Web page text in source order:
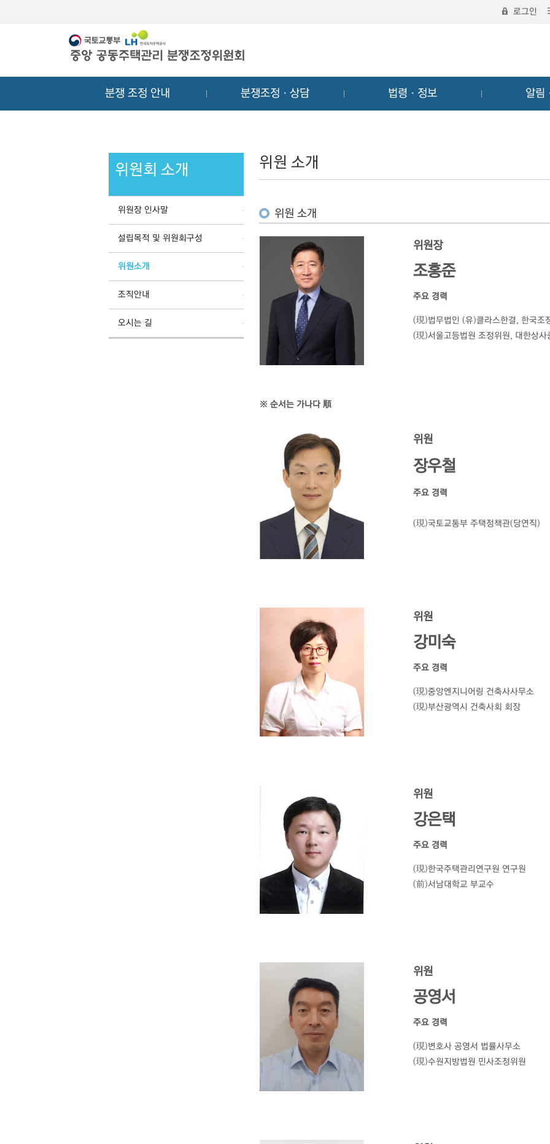
로그인
분쟁 조정 안내 분쟁조정ㆍ상담 법령ㆍ정보 알림
위원회 소개
위원장 인사말
설립목적 및 위원회구성
위원소개
조직안내
오시는 길
위원 소개
위원 소개
위원장
조홍준
주요 경력
(現)법무법인 (유)클라스한결, 한국조
(現)서울고등법원 조정위원, 대한상사
※ 순서는 가나다 順
위원
장우철
주요 경력
(現)국토교통부 주택정책관(당연직)
위원
강미숙
주요 경력
(現)중앙엔지니어링 건축사사무소
(現)부산광역시 건축사회 회장
위원
강은택
주요 경력
(現)한국주택관리연구원 연구원
(前)서남대학교 부교수
위원
공영서
주요 경력
(現)변호사 공영서 법률사무소
(現)수원지방법원 민사조정위원